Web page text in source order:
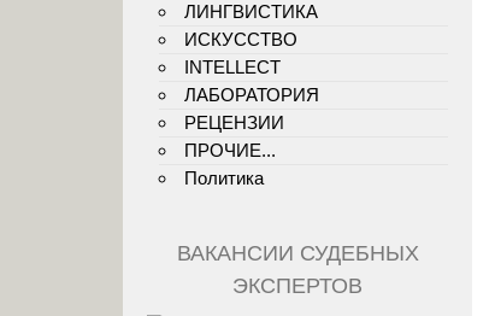
ЛИНГВИСТИКА
ИСКУССТВО
INTELLECT
ЛАБОРАТОРИЯ
РЕЦЕНЗИИ
ПРОЧИЕ...
Политика
ВАКАНСИИ СУДЕБНЫХ
ЭКСПЕРТОВ